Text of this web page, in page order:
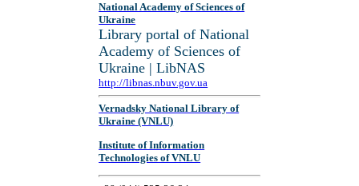
National Academy of Sciences of
Ukraine
Library portal of National
Academy of Sciences of
Ukraine | LibNAS
http://libnas.nbuv.gov.ua
Vernadsky National Library of
Ukraine (VNLU)
Institute of Information
Technologies of VNLU